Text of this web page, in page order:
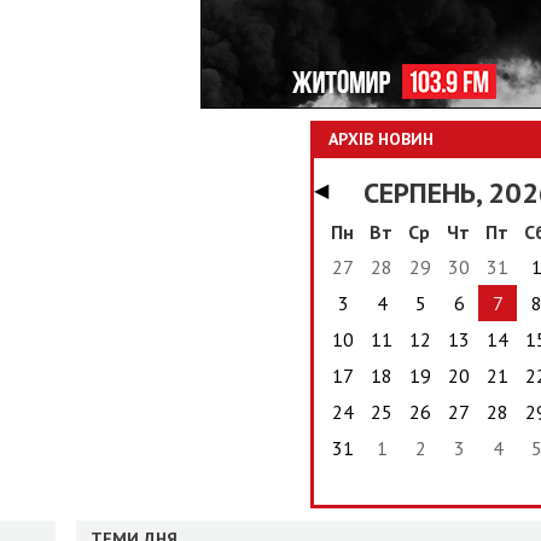
АРХІВ НОВИН
◀ СЕРПЕНЬ,
Пн Вт Ср Чт Пт
27
28 29 30 31
1
3
4 5 6 7
8
10
11 12 13 14
17
18 19 20 21
24
25 26 27 28
31
1 2 3 4 5